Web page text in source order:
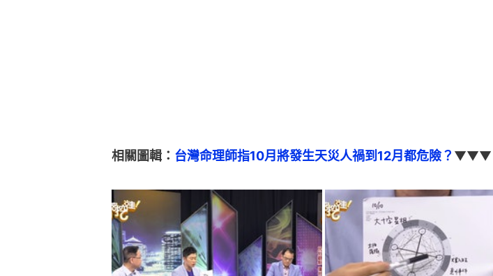
相關圖輯： 台灣命理師指10月將發生天災人禍到12月都危險？ ▼▼▼